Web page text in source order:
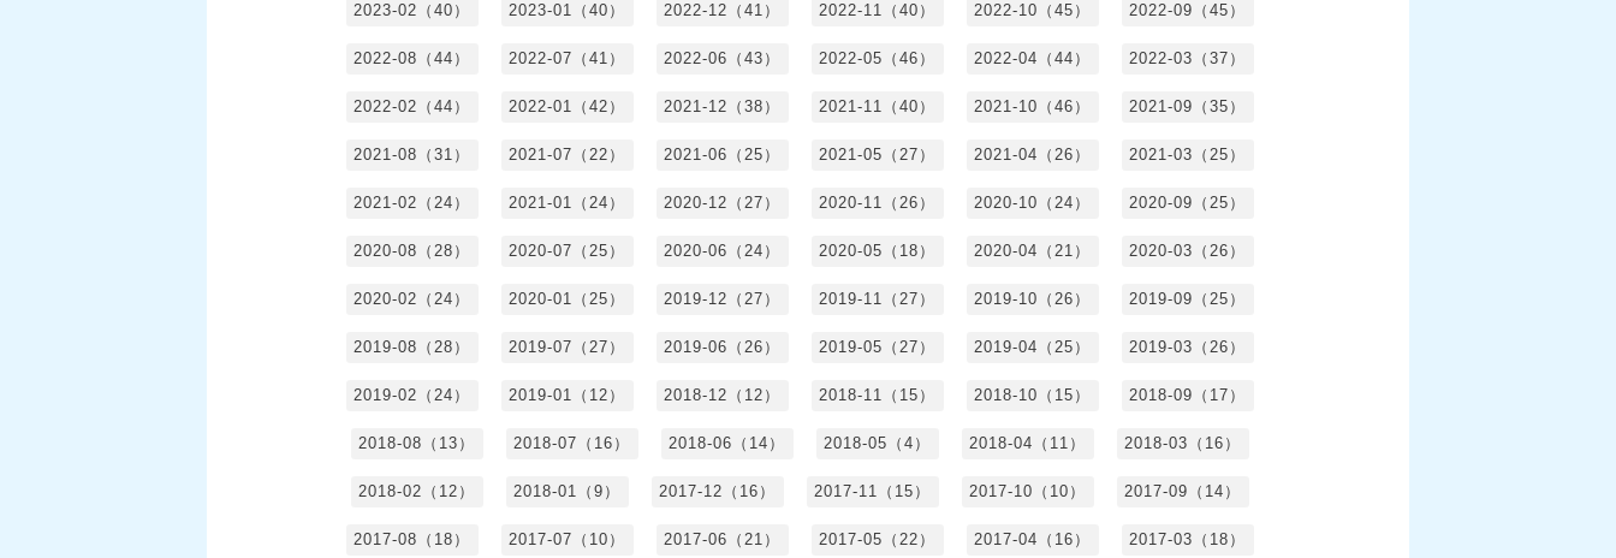
2023-02（40） 2023-01（40） 2022-12（41） 2022-11（40） 2022-10（45） 2022-09（45）
2022-08（44） 2022-07（41） 2022-06（43） 2022-05（46） 2022-04（44） 2022-03（37）
2022-02（44） 2022-01（42） 2021-12（38） 2021-11（40） 2021-10（46） 2021-09（35）
2021-08（31） 2021-07（22） 2021-06（25） 2021-05（27） 2021-04（26） 2021-03（25）
2021-02（24） 2021-01（24） 2020-12（27） 2020-11（26） 2020-10（24） 2020-09（25）
2020-08（28） 2020-07（25） 2020-06（24） 2020-05（18） 2020-04（21） 2020-03（26）
2020-02（24） 2020-01（25） 2019-12（27） 2019-11（27） 2019-10（26） 2019-09（25）
2019-08（28） 2019-07（27） 2019-06（26） 2019-05（27） 2019-04（25） 2019-03（26）
2019-02（24） 2019-01（12） 2018-12（12） 2018-11（15） 2018-10（15） 2018-09（17）
2018-08（13） 2018-07（16） 2018-06（14） 2018-05（4） 2018-04（11） 2018-03（16）
2018-02（12） 2018-01（9） 2017-12（16） 2017-11（15） 2017-10（10） 2017-09（14）
2017-08（18） 2017-07（10） 2017-06（21） 2017-05（22） 2017-04（16） 2017-03（18）